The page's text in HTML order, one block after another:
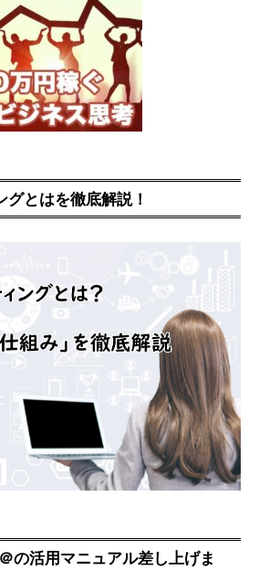
とはを徹底解説！
の活用マニュアル差し上げま